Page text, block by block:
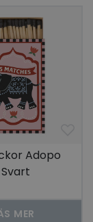
Adopo
MER